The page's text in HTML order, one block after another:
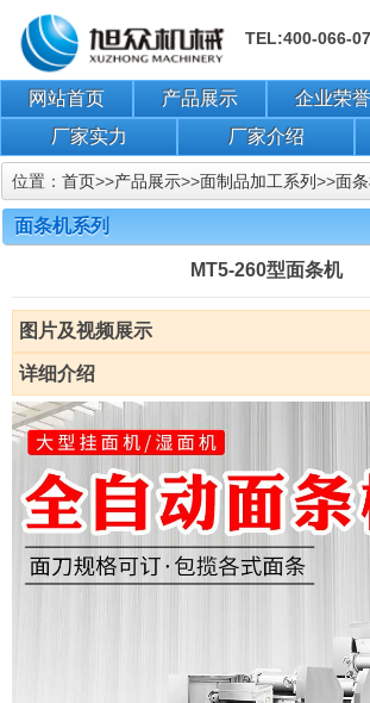
TEL:400-066-
网站首页 产品展示 企业荣誉
厂家实力
厂家介绍
位置： 首页>>产品展示>>面制品加工系列>>面
面条机系列
MT5-260型面条机
图片及视频展示
详细介绍